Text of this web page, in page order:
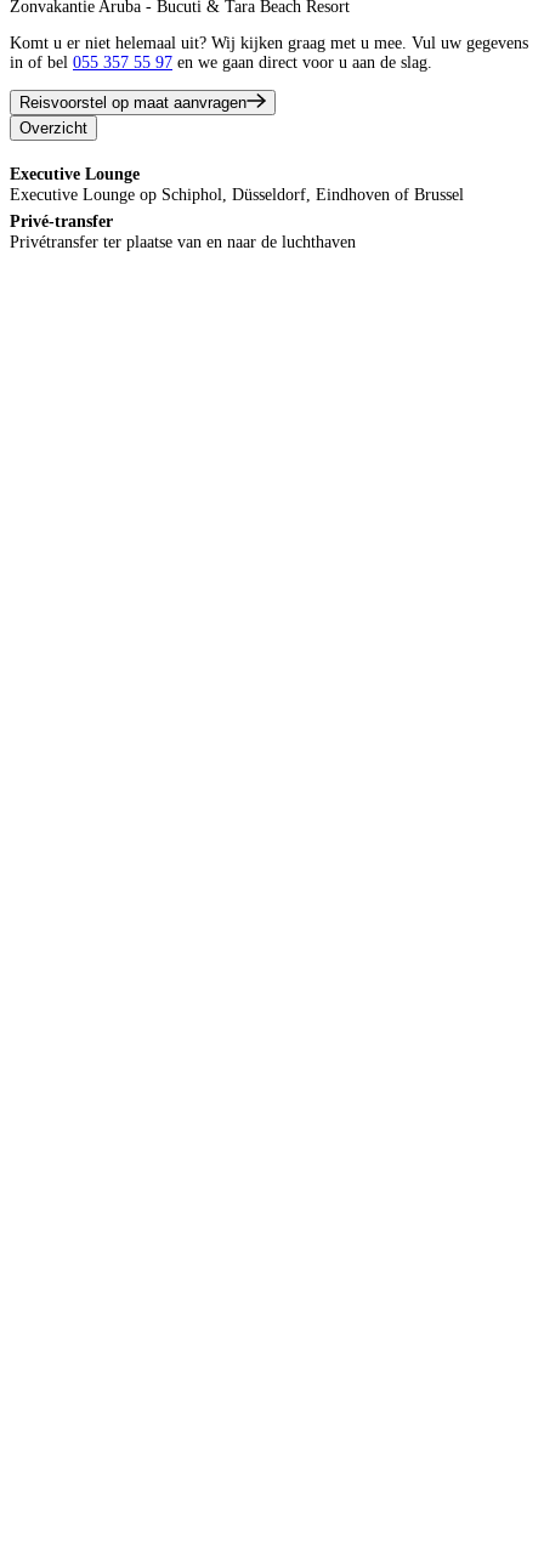
Zonvakantie Aruba - Bucuti & Tara Beach Resort
Komt u er niet helemaal uit? Wij kijken graag met u mee. Vul uw gegevens
in of bel 055 357 55 97 en we gaan direct voor u aan de slag.
Reisvoorstel op maat aanvragen
Overzicht
Executive Lounge
Executive Lounge op Schiphol, Düsseldorf, Eindhoven of Brussel
Privé-transfer
Privétransfer ter plaatse van en naar de luchthaven